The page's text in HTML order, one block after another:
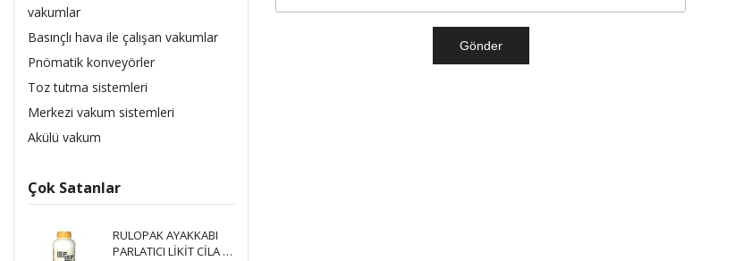
vakumlar
Basınçlı hava ile çalışan vakumlar
Pnömatik konveyörler
Toz tutma sistemleri
Merkezi vakum sistemleri
Akülü vakum
Çok Satanlar
RULOPAK AYAKKABI
PARLATICI LİKİT CİLA 1